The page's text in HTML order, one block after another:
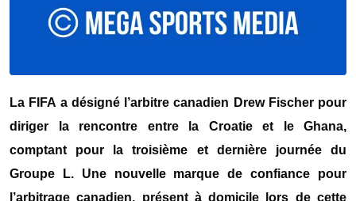
‎La FIFA a désigné l’arbitre canadien Drew Fischer pour
diriger la rencontre entre la Croatie et le Ghana,
comptant pour la troisième et dernière journée du
Groupe L. Une nouvelle marque de confiance pour
l’arbitrage canadien, présent à domicile lors de cette